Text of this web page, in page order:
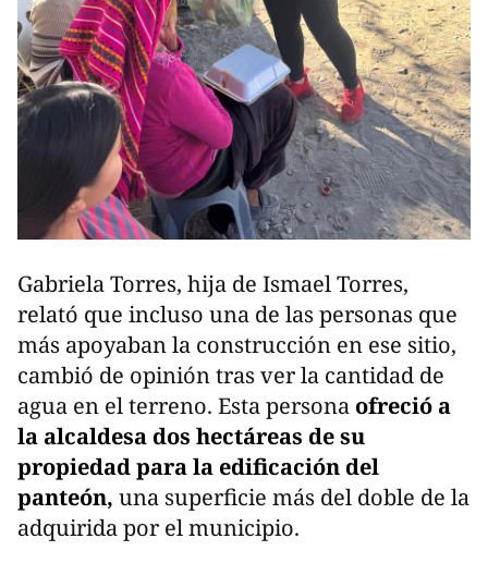
Gabriela Torres, hija de Ismael Torres,
relató que incluso una de las personas que
más apoyaban la construcción en ese sitio,
cambió de opinión tras ver la cantidad de
agua en el terreno. Esta persona ofreció a
la alcaldesa dos hectáreas de su
propiedad para la edificación del
panteón, una superficie más del doble de la
adquirida por el municipio.